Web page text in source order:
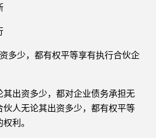
多少，都有权平等享有执行合伙企
其出资多少，都对企业债务承担无
伙人无论其出资多少，都有权平等
利。